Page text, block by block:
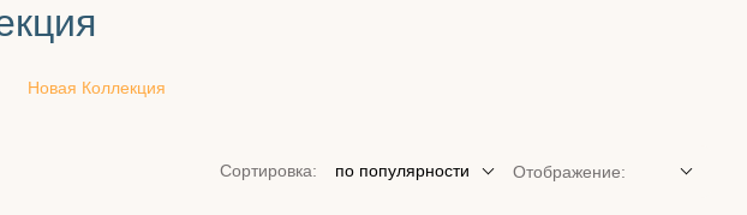
Новая Коллекция
Сортировка: по популярности Отображение: